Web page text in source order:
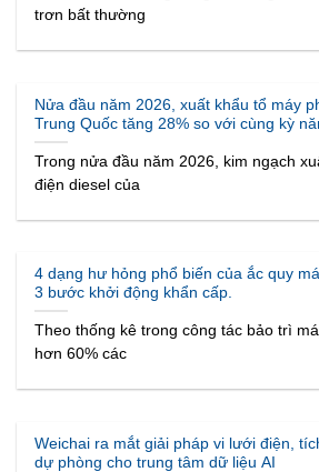
trơn bất thường
Nửa đầu năm 2026, xuất khẩu tổ máy
Trung Quốc tăng 28% so với cùng kỳ
bùng nổ của các trung tâm dữ liệu AI là
trưởng lớn nhất.
Trong nửa đầu năm 2026, kim ngạch
điện diesel của
4 dạng hư hỏng phổ biến của ắc quy
3 bước khởi động khẩn cấp.
Theo thống kê trong công tác bảo trì
hơn 60% các
Weichai ra mắt giải pháp vi lưới điện,
dự phòng cho trung tâm dữ liệu AI